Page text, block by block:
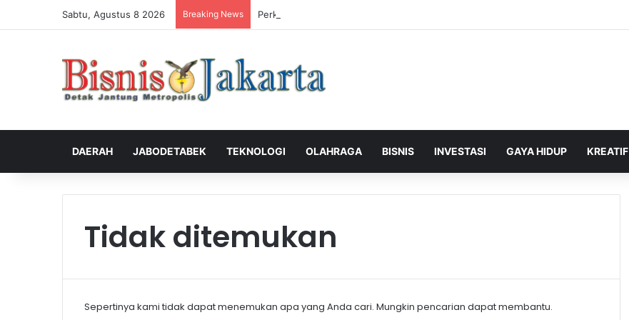
Sabtu, Agustus 8 2026 Breaking News Perkuat Pengalaman Pelanggan, PLN Icon Plus Sabet Tiga Penghargaan CCW 2026
DAERAH JABODETABEK TEKNOLOGI OLAHRAGA BISNIS INVESTASI GAYA HIDUP KREATIF
Tidak ditemukan
Sepertinya kami tidak dapat menemukan apa yang Anda cari. Mungkin pencarian dapat membantu.